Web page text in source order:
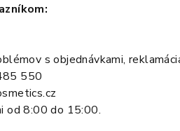
s objednávkami,
550
od 8:00 do 15:00.